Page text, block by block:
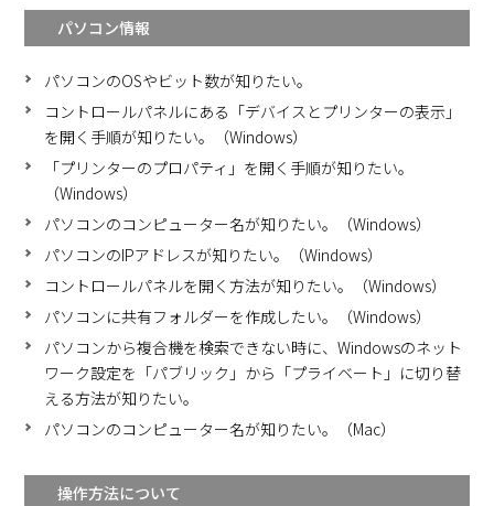
パソコン情報
パソコンのOSやビット数が知りたい。
コントロールパネルにある「デバイスとプリンターの表示」
を開く手順が知りたい。（Windows）
「プリンターのプロパティ」を開く手順が知りたい。
（Windows）
パソコンのコンピューター名が知りたい。（Windows）
パソコンのIPアドレスが知りたい。（Windows）
コントロールパネルを開く方法が知りたい。（Windows）
パソコンに共有フォルダーを作成したい。（Windows）
パソコンから複合機を検索できない時に、Windowsのネット
ワーク設定を「パブリック」から「プライベート」に切り替
える方法が知りたい。
パソコンのコンピューター名が知りたい。（Mac）
操作方法について